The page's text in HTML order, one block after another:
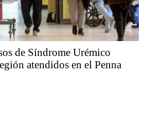
de Síndrome Urémico
atendidos en el Penna